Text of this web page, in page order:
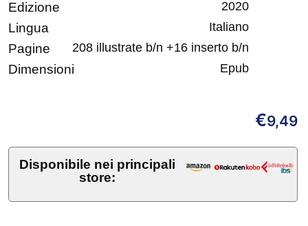
Edizione 2020
Lingua Italiano
Pagine 208 illustrate b/n +16 inserto b/n
Dimensioni Epub
€9,49
Disponibile nei principali
store: